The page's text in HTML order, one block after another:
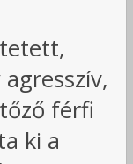
férfi
ki a